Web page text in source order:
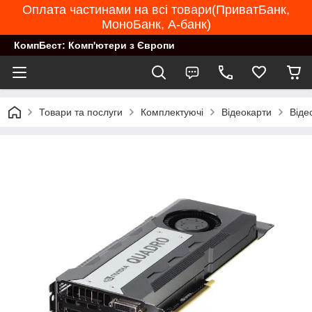
Оплата частинами на всі товари(ПриватБанк,
МоноБанк, А-банк)
КомпБест: Комп'ютери з Європи
Товари та послуги Комплектуючі Відеокарти